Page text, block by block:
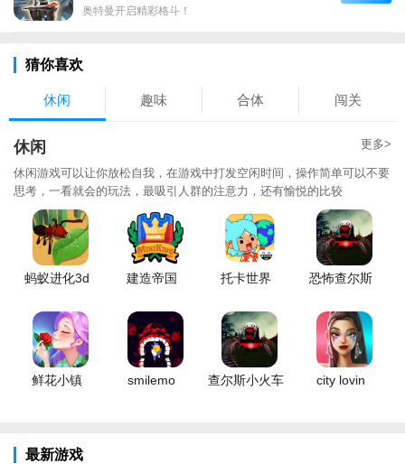
奥特曼开启精彩格斗！
猜你喜欢
休闲 趣味 合体 闯关
休闲 更多>
休闲游戏可以让你放松自我，在游戏中打发空闲时间，操作简单可以不要
思考，一看就会的玩法，最吸引人群的注意力，还有愉悦的比较
蚂蚁进化3d 建造帝国 托卡世界 恐怖查尔斯
鲜花小镇 smilemo 查尔斯小火车 city lovin
最新游戏